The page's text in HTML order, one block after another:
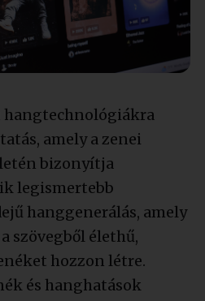
hangtechnológiákra
amely a zenei
bizonyítja
legismertebb
hanggenerálás, amely
szövegből élethű,
hozzon létre.
és hanghatások